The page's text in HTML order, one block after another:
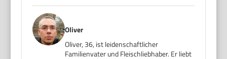
Oliver
Oliver, 36, ist leidenschaftlicher
Familienvater und Fleischliebhaber. Er liebt